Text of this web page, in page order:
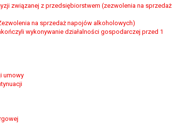
związanej z przedsiębiorstwem (zezwolenia na sprzedaż
na sprzedaż napojów alkoholowych)
wykonywanie działalności gospodarczej przed 1
umowy